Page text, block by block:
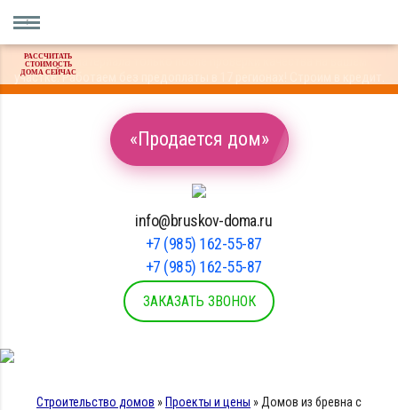
Оплата материала только после проверки качества на вашем
участке. Работаем без предоплаты в 17 регионах! Строим в кредит.
«Продается дом»
info@bruskov-doma.ru
+7 (985) 162-55-87
+7 (985) 162-55-87
ЗАКАЗАТЬ ЗВОНОК
Строительство домов » Проекты и цены » Домов из бревна с
РАССЧИТАТЬ
СТОИМОСТЬ
ДОМА СЕЙЧАС